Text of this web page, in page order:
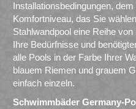
Installationsbedingungen,
Komfortniveau, das Sie
Stahlwandpool eine Reihe
Ihre Bedürfnisse und
alle Pools in der Farbe Ihrer
blauem Riemen und grauem
einfach einzeln.
Schwimmbäder Germany-